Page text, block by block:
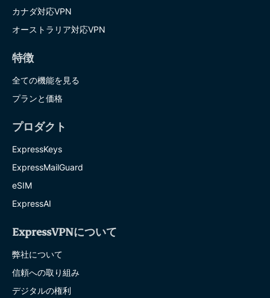
カナダ対応VPN
オーストラリア対応VPN
特徴
全ての機能を見る
プランと価格
プロダクト
ExpressKeys
ExpressMailGuard
eSIM
ExpressAI
ExpressVPNについて
弊社について
信頼への取り組み
デジタルの権利